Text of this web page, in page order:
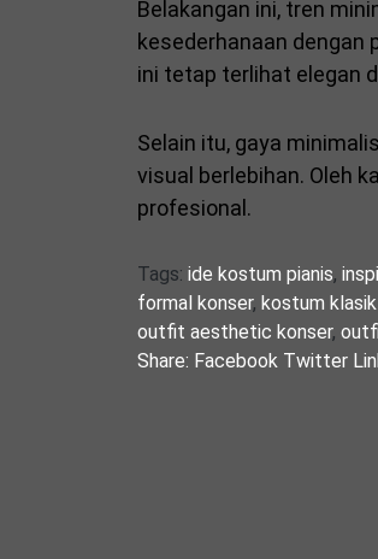
Belakangan ini, tren
kesederhanaan dengan
ini tetap terlihat elegan
Selain itu, gaya
visual berlebihan. Oleh
profesional.
Tags: ide kostum pianis,
formal konser, kostum
outfit aesthetic konser,
Share: Facebook Twitter